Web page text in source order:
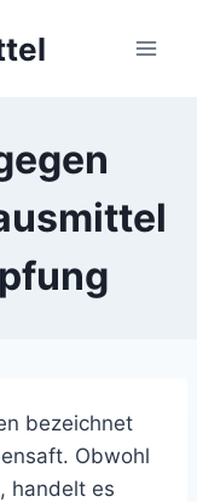
bezeichnet
Obwohl
handelt es